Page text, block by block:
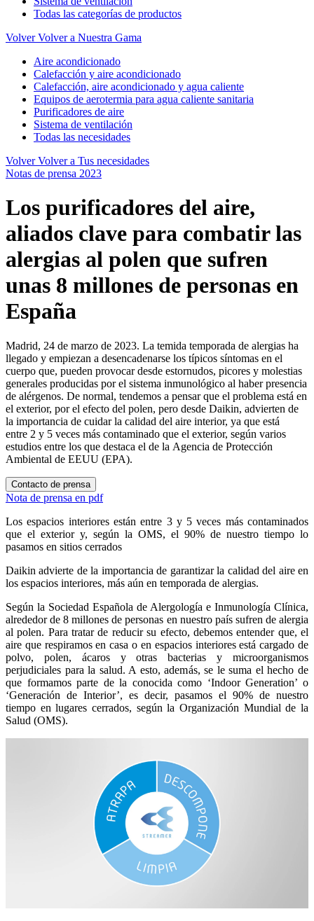
Todas las categorías de productos
Volver Volver a Nuestra Gama
Aire acondicionado
Calefacción y aire acondicionado
Calefacción, aire acondicionado y agua caliente
Equipos de aerotermia para agua caliente sanitaria
Purificadores de aire
Sistema de ventilación
Todas las necesidades
Volver Volver a Tus necesidades
Notas de prensa 2023
Los purificadores del aire,
aliados clave para combatir las
alergias al polen que sufren
unas 8 millones de personas en
España
Madrid, 24 de marzo de 2023. La temida temporada de alergias ha
llegado y empiezan a desencadenarse los típicos síntomas en el
cuerpo que, pueden provocar desde estornudos, picores y molestias
generales producidas por el sistema inmunológico al haber presencia
de alérgenos. De normal, tendemos a pensar que el problema está en
el exterior, por el efecto del polen, pero desde Daikin, advierten de
la importancia de cuidar la calidad del aire interior, ya que está
entre 2 y 5 veces más contaminado que el exterior, según varios
estudios entre los que destaca el de la Agencia de Protección
Ambiental de EEUU (EPA).
Contacto de prensa
Nota de prensa en pdf
Los espacios interiores están entre 3 y 5 veces más contaminados
que el exterior y, según la OMS, el 90% de nuestro tiempo lo
pasamos en sitios cerrados
Daikin advierte de la importancia de garantizar la calidad del aire en
los espacios interiores, más aún en temporada de alergias.
Según la Sociedad Española de Alergología e Inmunología Clínica,
alrededor de 8 millones de personas en nuestro país sufren de alergia
al polen. Para tratar de reducir su efecto, debemos entender que, el
aire que respiramos en casa o en espacios interiores está cargado de
polvo, polen, ácaros y otras bacterias y microorganismos
perjudiciales para la salud. A esto, además, se le suma el hecho de
que formamos parte de la conocida como ‘Indoor Generation’ o
‘Generación de Interior’, es decir, pasamos el 90% de nuestro
tiempo en lugares cerrados, según la Organización Mundial de la
Salud (OMS).